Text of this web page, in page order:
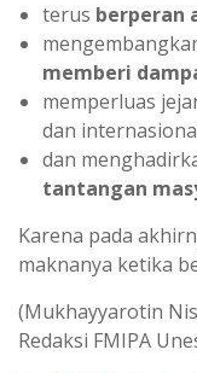
terus berperan
memberi
memperluas
dan
dan
tantangan
Karena pada
maknanya ketika
(Mukhayyarotin
Redaksi FMIPA